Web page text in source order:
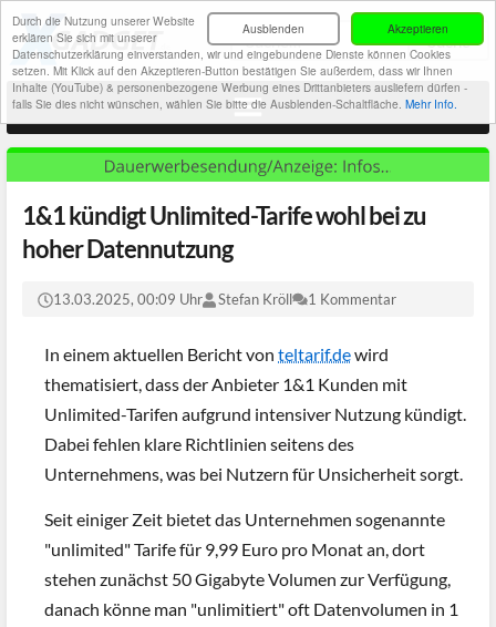
Akzeptieren
Ausblenden
Durch die Nutzung unserer Website
erklären Sie sich mit unserer
Datenschutzerklärung einverstanden, wir und eingebundene Dienste können Cookies
setzen. Mit Klick auf den Akzeptieren-Button bestätigen Sie außerdem, dass wir Ihnen
Inhalte (YouTube) & personenbezogene Werbung eines Drittanbieters ausliefern dürfen -
falls Sie dies nicht wünschen, wählen Sie bitte die Ausblenden-Schaltfläche. Mehr Info.
1&1 kündigt Unlimited-Tarife wohl bei zu
hoher Datennutzung
13.03.2025, 00:09 Uhr Stefan Kröll 1 Kommentar
In einem aktuellen Bericht von teltarif.dewird
thematisiert, dass der Anbieter 1&1 Kunden mit
Unlimited-Tarifen aufgrund intensiver Nutzung kündigt.
Dabei fehlen klare Richtlinien seitens des
Unternehmens, was bei Nutzern für Unsicherheit sorgt.
Seit einiger Zeit bietet das Unternehmen sogenannte
"unlimited" Tarife für 9,99 Euro pro Monat an, dort
stehen zunächst 50 Gigabyte Volumen zur Verfügung,
danach könne man "unlimitiert" oft Datenvolumen in 1